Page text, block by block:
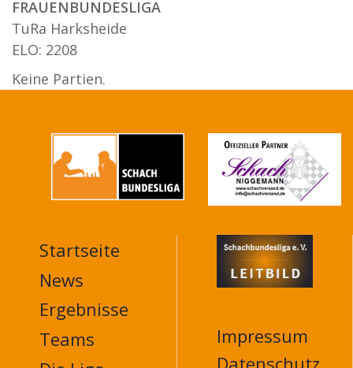
FRAUENBUNDESLIGA
TuRa Harksheide
ELO: 2208
Keine Partien.
MAIN
NAVIGATION
FOOTER
Startseite
News
Ergebnisse
Teams
Impressum